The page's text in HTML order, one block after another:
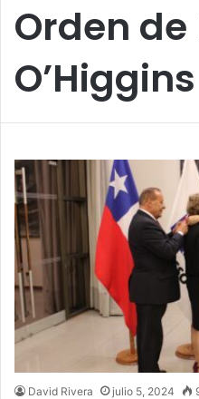
Orden
O’Higgins
David Rivera julio 5, 2024